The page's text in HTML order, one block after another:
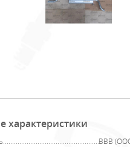
характеристики
ВВВ